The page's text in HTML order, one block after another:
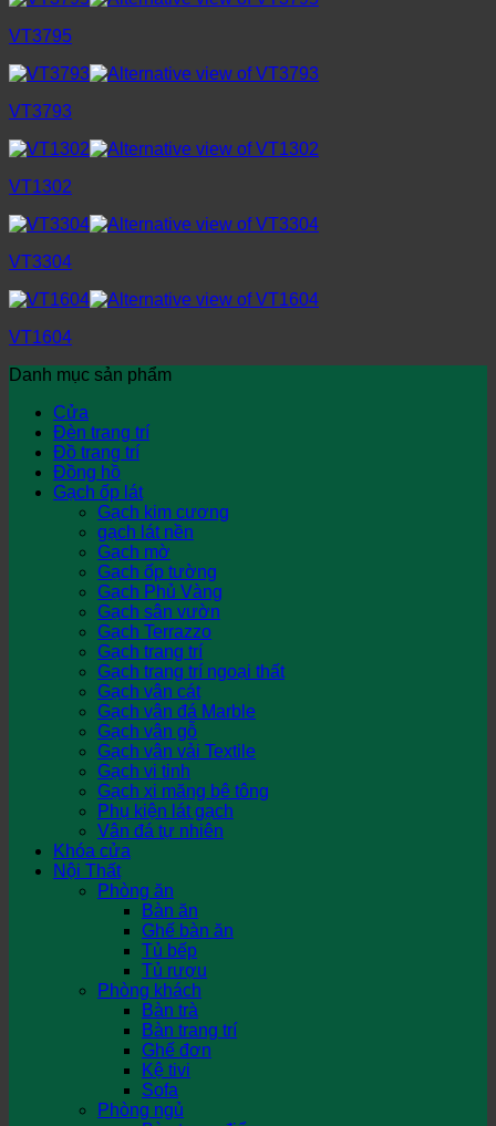
VT3795
VT3793
VT1302
VT3304
VT1604
Danh mục sản phẩm
Cửa
Đèn trang trí
Đồ trang trí
Đồng hồ
Gạch ốp lát
Gạch kim cương
gạch lát nền
Gạch mờ
Gạch ốp tường
Gạch Phủ Vàng
Gạch sân vườn
Gạch Terrazzo
Gạch trang trí
Gạch trang trí ngoại thất
Gạch vân cát
Gạch vân đá Marble
Gạch vân gỗ
Gạch vân vải Textile
Gạch vi tinh
Gạch xi măng bê tông
Phụ kiện lát gạch
Vân đá tự nhiên
Khóa cửa
Nội Thất
Phòng ăn
Bàn ăn
Ghế bàn ăn
Tủ bếp
Tủ rượu
Phòng khách
Bàn trà
Bàn trang trí
Ghế đơn
Kệ tivi
Sofa
Phòng ngủ